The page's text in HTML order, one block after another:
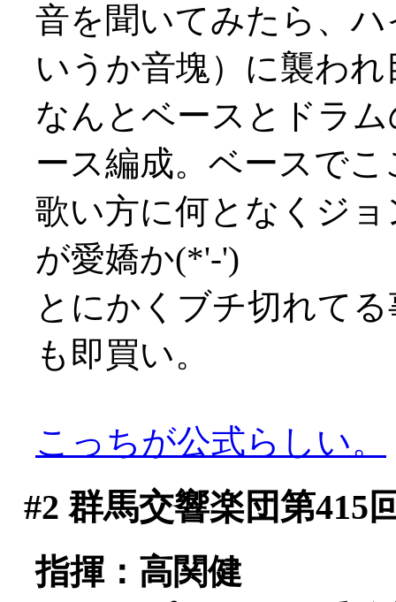
音を聞いてみたら、
いうか音塊）に襲わ
なんとベースとドラ
ース編成。ベースで
歌い方に何となくジ
が愛嬌か(*'-')
とにかくブチ切れて
も即買い。
こっちが公式らしい。
#2 群馬交響楽団第415
指揮：高関健